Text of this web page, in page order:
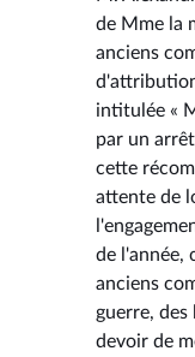
de Mme la
anciens
intitulée «
par un
cette
attente de
de l'année,
anciens
guerre, des
devoir de